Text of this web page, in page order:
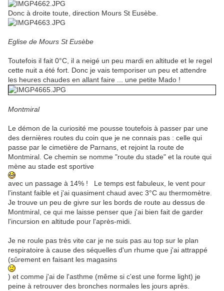
Donc à droite toute, direction Mours St Eusèbe.
Eglise de Mours St Eusèbe
Toutefois il fait 0°C, il a neigé un peu mardi en altitude et le regel
cette nuit a été fort. Donc je vais temporiser un peu et attendre
les heures chaudes en allant faire ... une petite Mado !
Montmiral
Le démon de la curiosité me pousse toutefois à passer par une
des dernières routes du coin que je ne connais pas : celle qui
passe par le cimetière de Parnans, et rejoint la route de
Montmiral. Ce chemin se nomme "route du stade" et la route qui
mène au stade est sportive
avec un passage à 14% ! Le temps est fabuleux, le vent pour
l'instant faible et j'ai quasiment chaud avec 3°C au thermomètre.
Je trouve un peu de givre sur les bords de route au dessus de
Montmiral, ce qui me laisse penser que j'ai bien fait de garder
l'incursion en altitude pour l'après-midi.
Je ne roule pas très vite car je ne suis pas au top sur le plan
respiratoire à cause des séquelles d'un rhume que j'ai attrappé
(sûrement en faisant les magasins
) et comme j'ai de l'asthme (même si c'est une forme light) je
peine à retrouver des bronches normales les jours après.